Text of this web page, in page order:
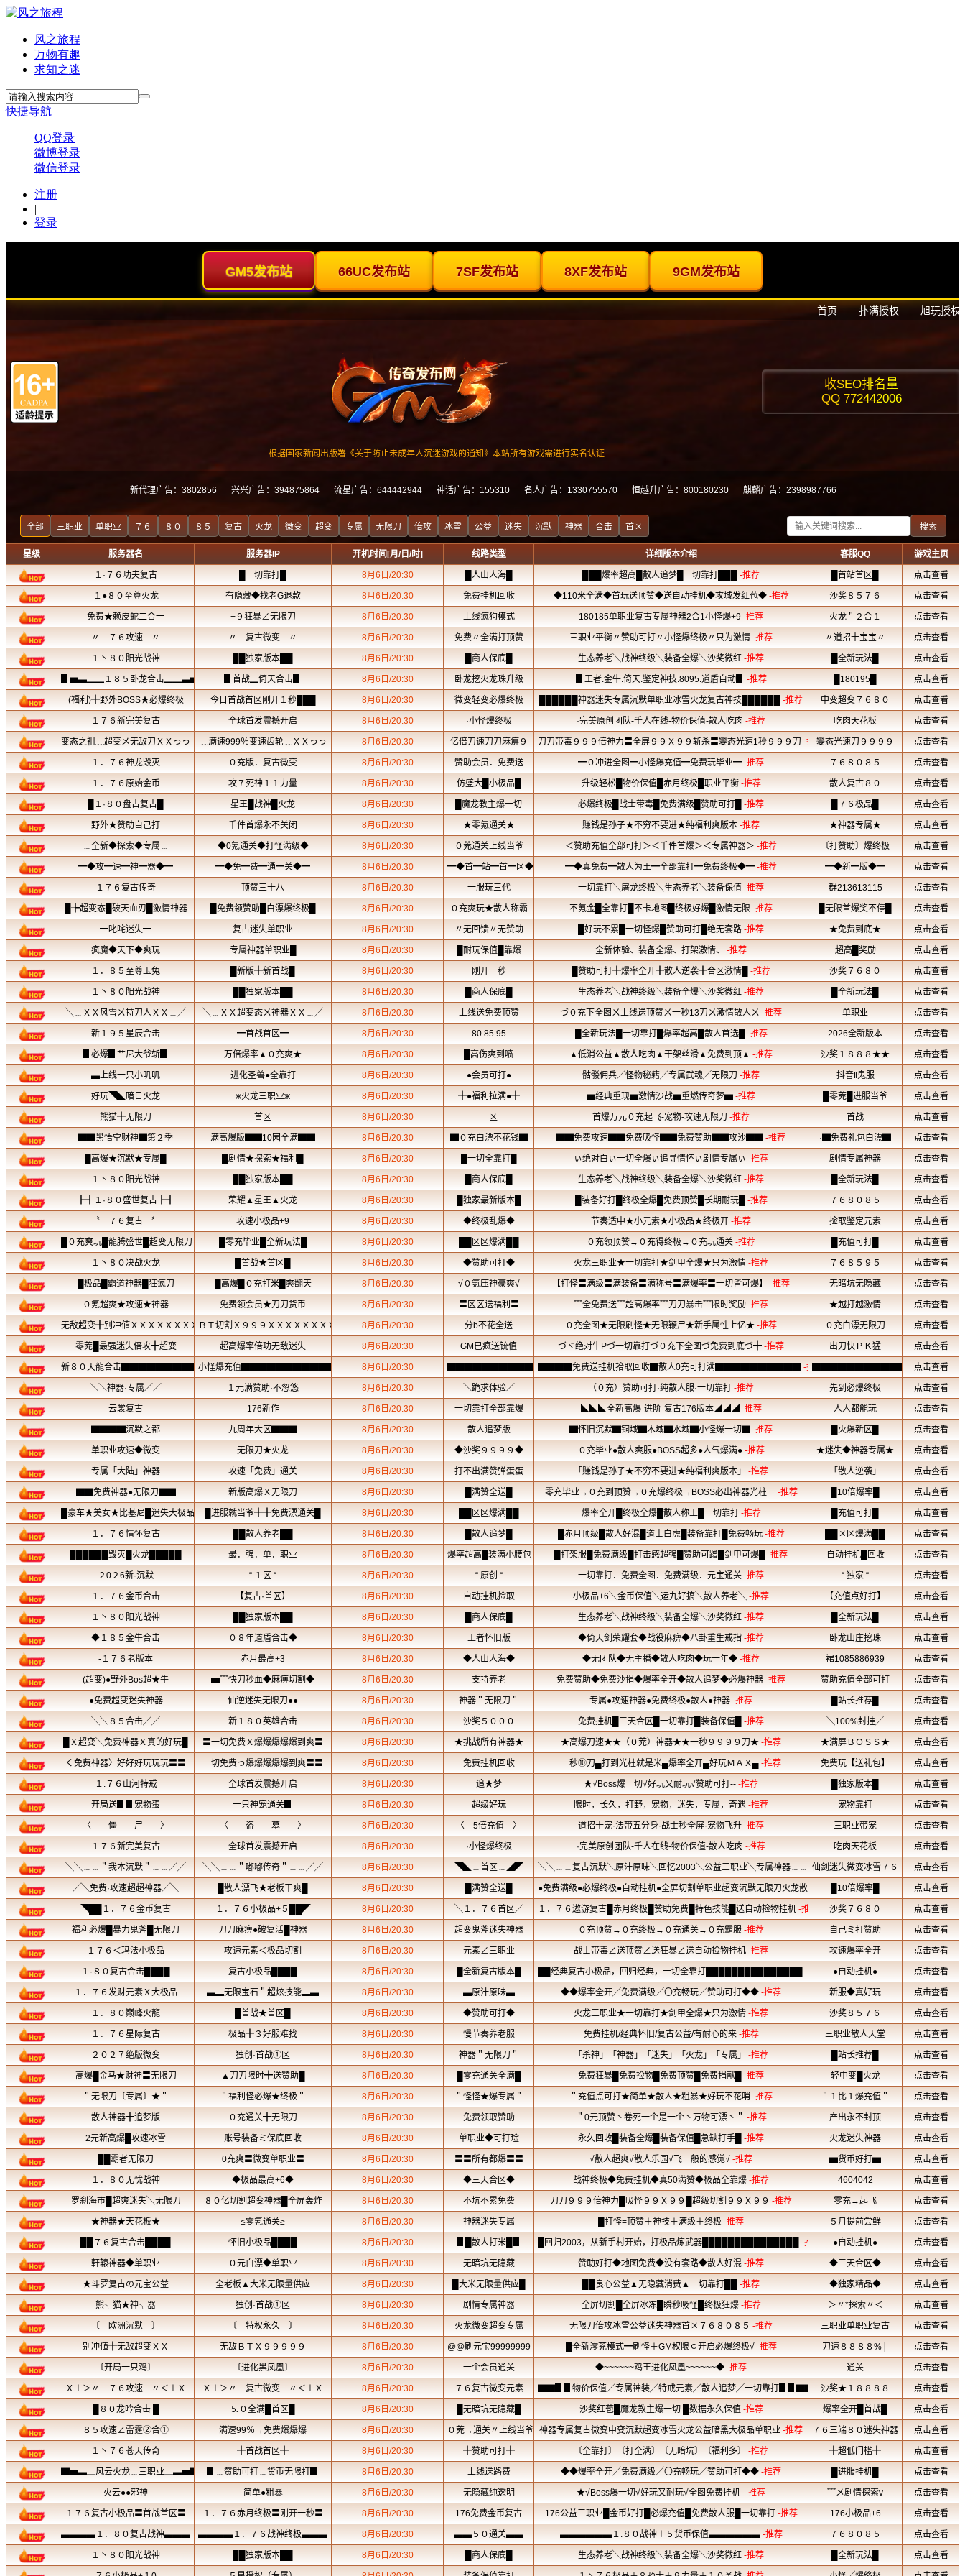
风之旅程
万物有趣
求知之迷
快捷导航
QQ登录
微博登录
微信登录
注册
|
登录